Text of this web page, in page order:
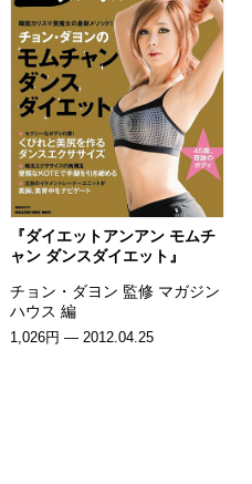
『ダイエットアンアン モムチ
ャン ダンスダイエット』
チョン・ダヨン 監修 マガジン
ハウス 編
1,026円 — 2012.04.25